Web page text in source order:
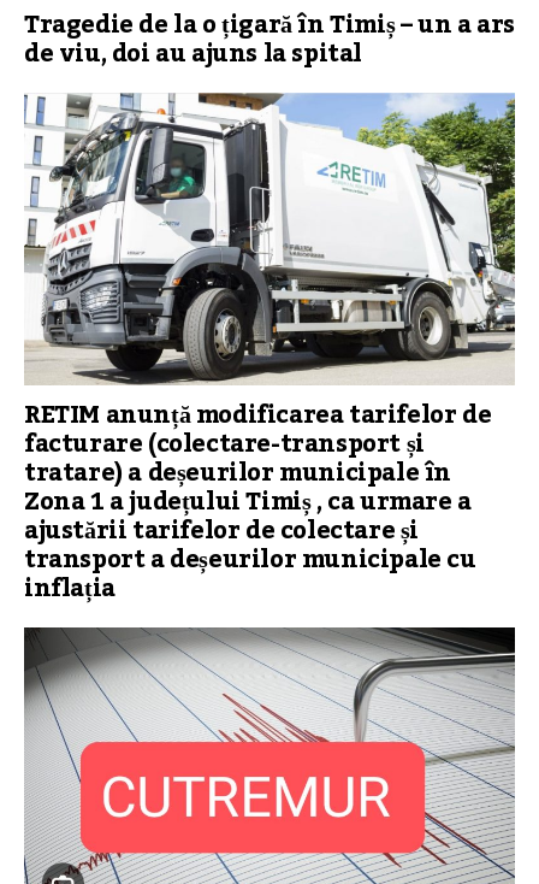
Tragedie de la o țigară în Timiș – un a ars
de viu, doi au ajuns la spital
RETIM anunță modificarea tarifelor de
facturare (colectare-transport și
tratare) a deșeurilor municipale în
Zona 1 a județului Timiș , ca urmare a
ajustării tarifelor de colectare și
transport a deșeurilor municipale cu
inflația